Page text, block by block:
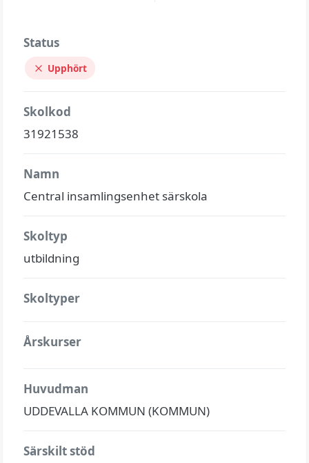
Status
Upphört
Skolkod
31921538
Namn
Central insamlingsenhet särskola
Skoltyp
utbildning
Skoltyper
Årskurser
Huvudman
UDDEVALLA KOMMUN (KOMMUN)
Särskilt stöd